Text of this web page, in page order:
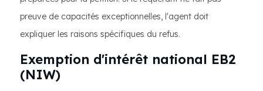
preuve de capacités exceptionnelles, l'agent doit
expliquer les raisons spécifiques du refus.
Exemption d'intérêt national EB2
(NIW)